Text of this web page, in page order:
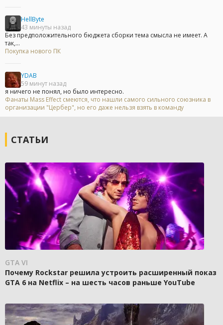
HellByte
43 минуты назад
Без предположительного бюджета сборки тема смысла не имеет. А
так,...
Покупка нового ПК
YDAB
59 минут назад
я ничего не понял, но было интересно.
Фанаты Mass Effect смеются, что нашли самого сильного союзника в
организации "Цербер", но его даже нельзя взять в команду
СТАТЬИ
GTA VI
Почему Rockstar решила устроить расширенный показ
GTA 6 на Netflix – на шесть часов раньше YouTube